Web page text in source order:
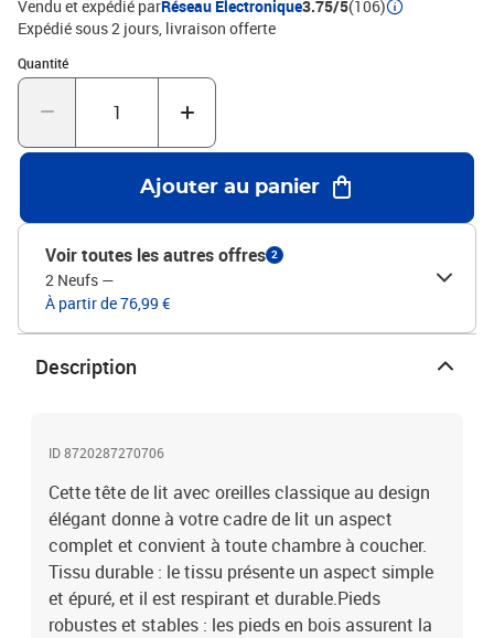
bleuMatériau : tissu (100 % polyester), bois d'ingénierie, bois de
mélèze massifMatériau de remplissage : mousseDimensions
totales : 147 x 16 x 78/88 cm (l x P x H)La livraison contient :1 x
tête de lit2 x oreille
Vendu et expédié parRéseau Electronique3.75/5(106)
Expédié sous 2 jours livraison offerte
Quantité
Quantité : 1
Ajouter au panier
Voir toutes les autres offres 2
2 Neufs —
À partir de 76,99 €
Description
ID 8720287270706
Cette tête de lit avec oreilles classique au design
élégant donne à votre cadre de lit un aspect
complet et convient à toute chambre à coucher.
Tissu durable : le tissu présente un aspect simple
et épuré, et il est respirant et durable.Pieds
robustes et stables : les pieds en bois assurent la